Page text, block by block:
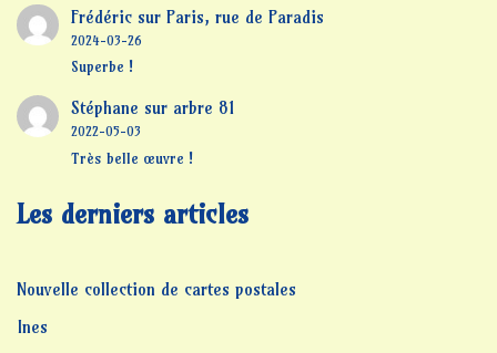
Frédéricsur Paris, rue de Paradis
2024-03-26
Superbe !
Stéphane sur arbre 81
2022-05-03
Très belle œuvre !
Les derniers articles
Nouvelle collection de cartes postales
Ines